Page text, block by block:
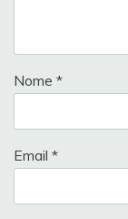
Nome *
Email *